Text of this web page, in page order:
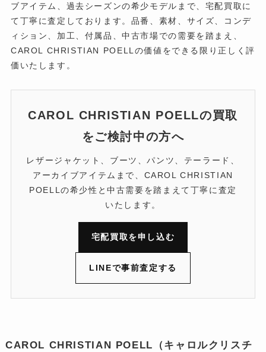
ブアイテム、過去シーズンの希少モデルまで、宅配買取に
て丁寧に査定しております。品番、素材、サイズ、コンデ
ィション、加工、付属品、中古市場での需要を踏まえ、
CAROL CHRISTIAN POELLの価値をできる限り正しく評
価いたします。
CAROL CHRISTIAN POELLの買取
をご検討中の方へ
レザージャケット、ブーツ、パンツ、テーラード、
アーカイブアイテムまで、CAROL CHRISTIAN
POELLの希少性と中古需要を踏まえて丁寧に査定
いたします。
宅配買取を申し込む
LINEで事前査定する
CAROL CHRISTIAN POELL（キャロルクリスチ